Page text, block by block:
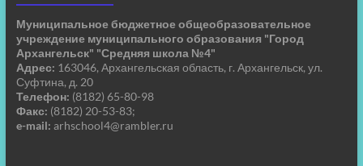
Муниципальное бюджетное общеобразовательное
учреждение муниципального образования "Город
Архангельск" "Средняя школа №4"
Адрес: 163046, Архангельская область, г. Архангельск, ул.
Суфтина, д. 20
Телефон: (8182) 65-80-98
Факс: (8182) 20-53-83;
e-mail: arhschool4@rambler.ru